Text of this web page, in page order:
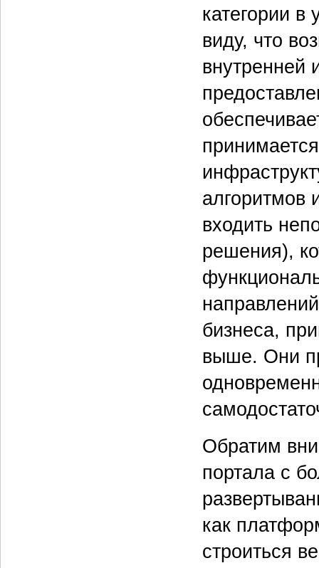
категории
виду, что
внутренней
алгоритмов
входить
решения),
бизнеса,
выше. Они
Обратим
портала с
как
строиться